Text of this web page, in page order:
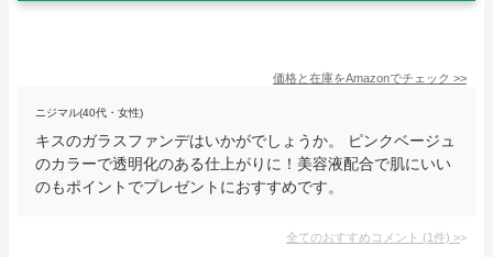
価格と在庫をAmazonでチェック >>
ニジマル(40代・女性)
キスのガラスファンデはいかがでしょうか。 ピンクベージュ
のカラーで透明化のある仕上がりに！美容液配合で肌にいい
のもポイントでプレゼントにおすすめです。
全てのおすすめコメント (1件) >